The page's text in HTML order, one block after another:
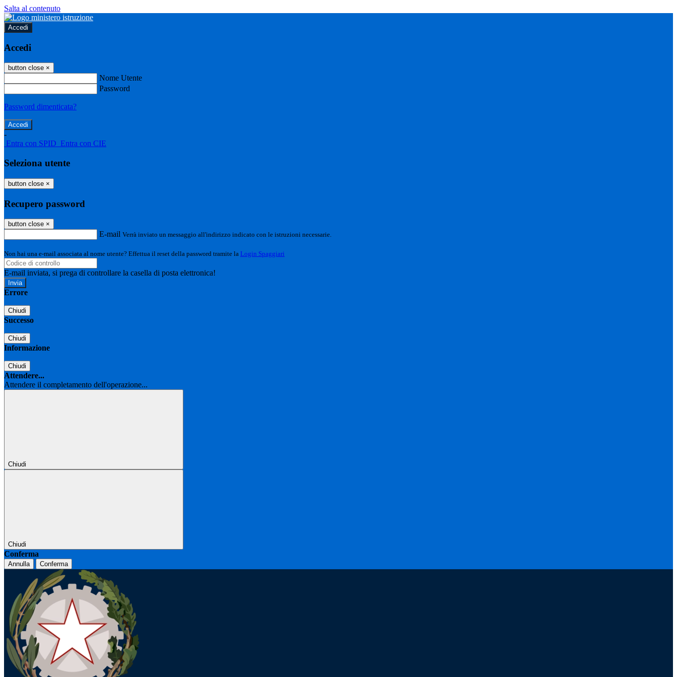
Salta al contenuto
Accedi
Accedi
button close ×
Nome Utente
Password
Password dimenticata?
-
Entra con SPID Entra con CIE
Seleziona utente
button close ×
Recupero password
button close ×
E-mail Verrà inviato un messaggio all'indirizzo indicato con le istruzioni necessarie.
Non hai una e-mail associata al nome utente? Effettua il reset della password tramite la Login Spaggiari
E-mail inviata, si prega di controllare la casella di posta elettronica!
Errore
Chiudi
Successo
Chiudi
Informazione
Chiudi
Attendere...
Attendere il completamento dell'operazione...
Chiudi
Chiudi
Conferma
Annulla Conferma